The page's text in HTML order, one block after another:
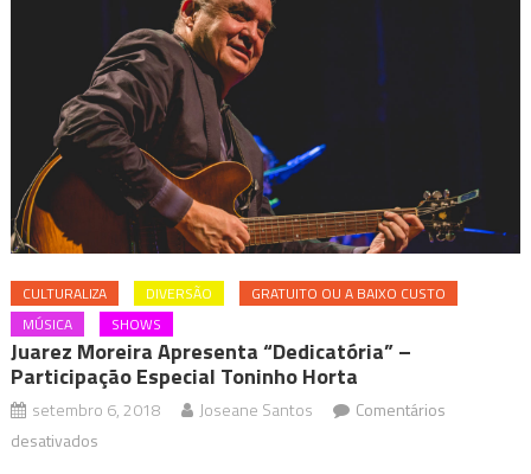
CULTURALIZA DIVERSÃO
GRATUITO OU A BAIXO CUSTO
MÚSICA
SHOWS
Juarez Moreira Apresenta “Dedicatória” –
Participação Especial Toninho Horta
setembro 6, 2018 Joseane Santos
Comentários
desativadosem